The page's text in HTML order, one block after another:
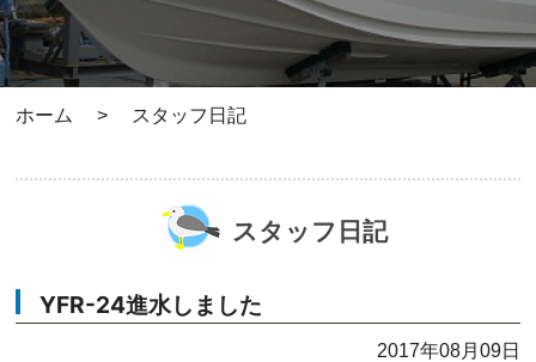
ホーム > スタッフ日記
スタッフ日記
YFR-24進水しました
2017年08月09日